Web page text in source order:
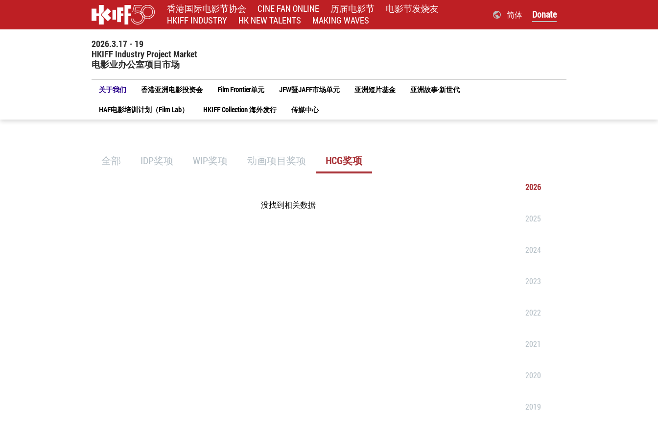
香港国际电影节协会 CINE FAN ONLINE 历届电影节
电影节发烧友
HKIFF INDUSTRY
HK NEW TALENTS MAKING WAVES 简体 Donate
2026.3.17 - 19
HKIFF Industry Project Market
电影业办公室项目市场
关于我们 香港亚洲电影投资会 Film Frontier单元 JFW暨JAFF市场单元 亚洲短片基金 亚洲故事·新世代
HAF电影培训计划（Film Lab） HKIFF Collection 海外发行 传媒中心
全部 IDP奖项 WIP奖项 动画项目奖项 HCG奖项
没找到相关数据
2026
2025
2024
2023
2022
2021
2020
2019